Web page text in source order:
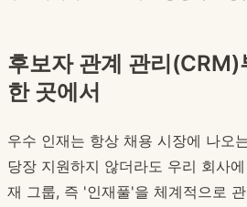
후보자 관계 관리(CRM)
한 곳에서
우수 인재는 항상 채용 시장에 나오
당장 지원하지 않더라도 우리 회사
재 그룹, 즉 '인재풀'을 체계적으로